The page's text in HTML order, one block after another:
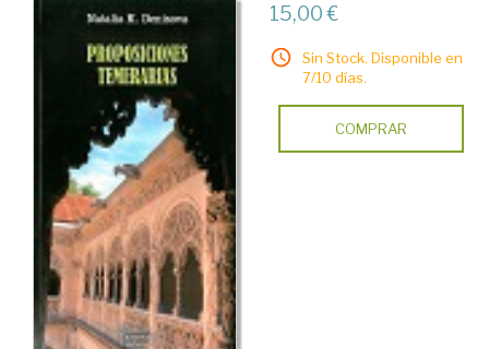
15,00 €
Sin Stock. Disponible en
7/10 días.
COMPRAR